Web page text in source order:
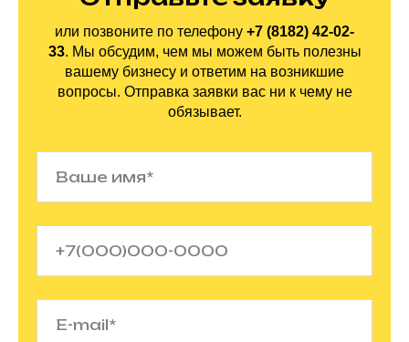
или позвоните по телефону +7 (8182) 42-02-
33. Мы обсудим, чем мы можем быть полезны
вашему бизнесу и ответим на возникшие
вопросы. Отправка заявки вас ни к чему не
обязывает.